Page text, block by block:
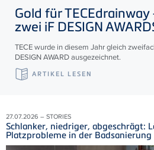
Gold fürTECEdrainway
zwei iF DESIGN
TECE wurde in diesem Jahr gleich
DESIGN AWARD ausgezeichnet.
ARTIKEL LESEN
27.07.2026 – STORIES
Schlanker, niedriger, abgeschrägt:
Platzprobleme in der Badsanierung